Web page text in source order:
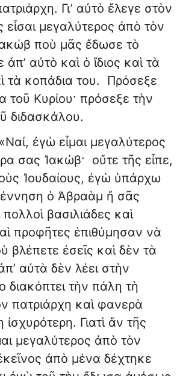
Γι’ αὐτὸ ἔλεγε στὸν
μεγαλύτερος ἀπὸ τὸν
ποὺ μᾶς ἔδωσε τὸ
ἀπ’ αὐτὸ καὶ ὁ ἴδιος καὶ τὰ
τὰ κοπάδια του. Πρόσεξε
τοῦ Κυρίου· πρόσεξε τὴν
διδασκάλου.
ἐγὼ εἶμαι μεγαλύτερος
σας Ἰακώβ· οὔτε τῆς εἶπε,
Ἰουδαίους, ἐγὼ ὑπάρχω
ὁ Ἀβραὰμ ἤ σᾶς
βασιλιάδες καὶ
προφῆτες ἐπιθύμησαν νὰ
βλέπετε ἐσεῖς καὶ δὲν τὰ
αὐτὰ δὲν λέει στὴν
διακόπτει τὴν πάλη τὴ
πατριάρχη καὶ φανερὰ
Γιατὶ ἄν τῆς
μεγαλύτερος ἀπὸ τὸν
ἀπὸ μένα δέχτηκε